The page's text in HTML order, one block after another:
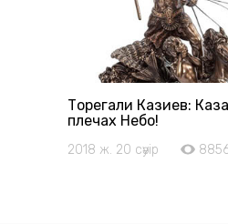
Торегали Казиев:
плечах Небо!
2018 ж. 20 сәуір